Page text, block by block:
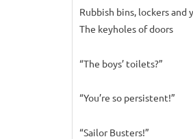
Rubbish bins, lockers and
The keyholes of doors
“The boys’ toilets?”
“You’re so persistent!”
“Sailor Busters!”